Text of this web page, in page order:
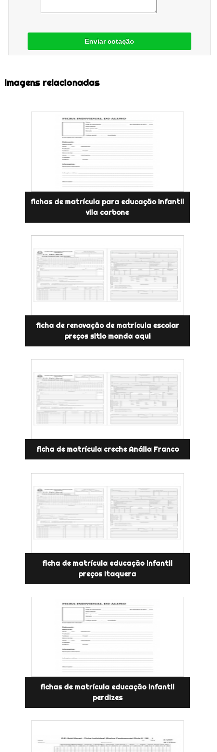
Enviar cotação
Imagens relacionadas
fichas de matrícula para educação infantil
vila carbone
ficha de renovação de matrícula escolar
preços sitio manda aqui
ficha de matrícula creche Anália Franco
ficha de matrícula educação infantil
preços Itaquera
fichas de matrícula educação infantil
perdizes